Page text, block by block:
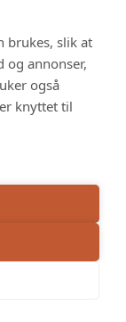
brukes, slik at
og annonser,
også
knyttet til